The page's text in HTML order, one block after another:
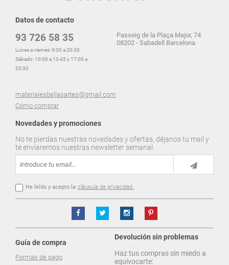
Datos de contacto
93 726 58 35
Lunes a viernes: 9:00 a 20:30
Sábado: 10:00 a 13:45 y 17:00 a
20:30
materialesbellasartes@gmail.com
Cómo comprar
Passeig de la Plaça Major, 74
08202 - Sabadell Barcelona
Novedades y promociones
No te pierdas nuestras novedades y ofertas, déjanos tu mail y
te enviaremos nuestras newsletter semanal.
He leído y acepto la cláusula de privacidad.
Guía de compra
Formas de pago
Devolución sin problemas
Haz tus compras sin miedo a
equivocarte: